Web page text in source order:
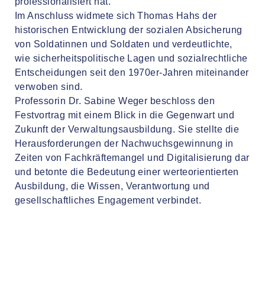
Im Anschluss widmete sich Thomas Hahs der
historischen Entwicklung der sozialen Absicherung
von Soldatinnen und Soldaten und verdeutlichte,
wie sicherheitspolitische Lagen und sozialrechtliche
Entscheidungen seit den 1970er-Jahren miteinander
verwoben sind.
Professorin Dr. Sabine Weger beschloss den
Festvortrag mit einem Blick in die Gegenwart und
Zukunft der Verwaltungsausbildung. Sie stellte die
Herausforderungen der Nachwuchsgewinnung in
Zeiten von Fachkräftemangel und Digitalisierung dar
und betonte die Bedeutung einer werteorientierten
Ausbildung, die Wissen, Verantwortung und
gesellschaftliches Engagement verbindet.